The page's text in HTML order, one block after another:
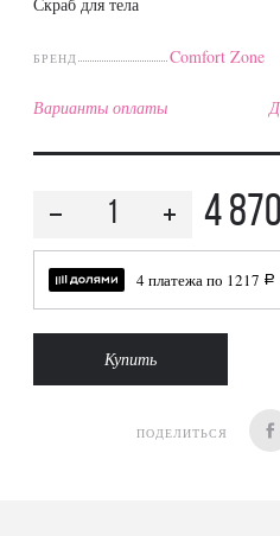
БРЕНД Comfort Zone
Варианты оплаты
4 870
4 платежа по 1217 a
Купить
ПОДЕЛИТЬСЯ